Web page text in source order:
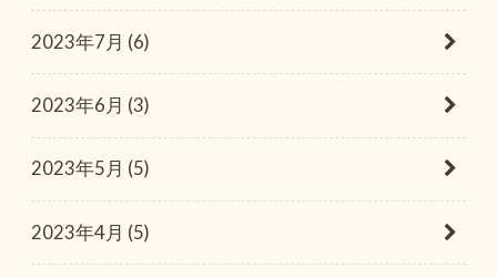
2023年7月 (6)
2023年6月 (3)
2023年5月 (5)
2023年4月 (5)